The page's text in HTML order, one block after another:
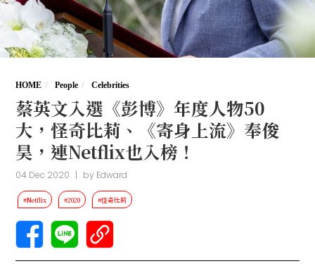
HOME People Celebrities
蔡英文入選《彭博》年度人物50
大，怪奇比莉、《寄身上流》奉俊
昊，連Netflix也入榜！
04 Dec 2020 | by Edward
#Netflix #2020 #怪奇比莉